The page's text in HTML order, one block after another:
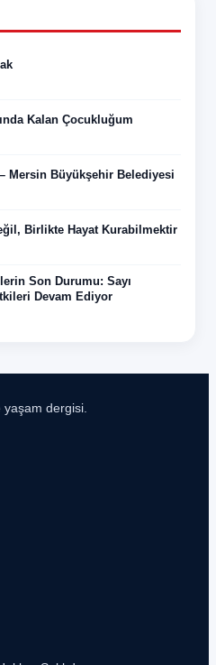
Kalan Çocukluğum
Mersin Büyükşehir Belediyesi
Birlikte Hayat Kurabilmektir
Son Durumu: Sayı
Devam Ediyor
dergisi.